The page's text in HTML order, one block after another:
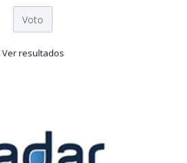
Ver resultados